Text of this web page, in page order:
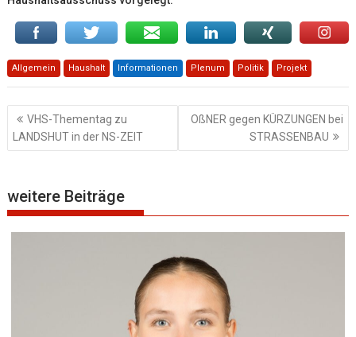
Allgemein Haushalt Informationen Plenum Politik Projekt
Beitragsnavigation
VHS-Thementag zu
LANDSHUT in der NS-ZEIT
OßNER gegen KÜRZUNGEN bei
STRASSENBAU
weitere Beiträge